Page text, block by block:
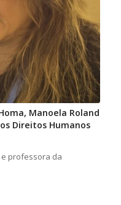
Manoela Roland
Direitos Humanos
e professora da